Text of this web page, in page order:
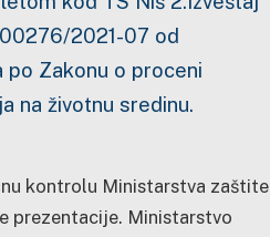
2021-07 od
po Zakonu o proceni
na životnu sredinu.
kontrolu Ministarstva zaštite
prezentacije. Ministarstvo